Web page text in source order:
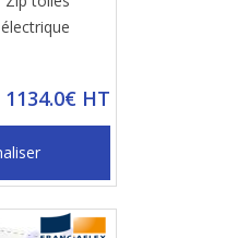
1134.0€ HT